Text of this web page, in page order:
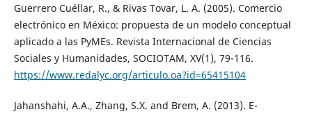
Guerrero Cuéllar, R., & Rivas Tovar, L. A. (2005). Comercio
electrónico en México: propuesta de un modelo conceptual
aplicado a las PyMEs. Revista Internacional de Ciencias
Sociales y Humanidades, SOCIOTAM, XV(1), 79-116.
https://www.redalyc.org/articulo.oa?id=65415104
Jahanshahi, A.A., Zhang, S.X. and Brem, A. (2013). E-